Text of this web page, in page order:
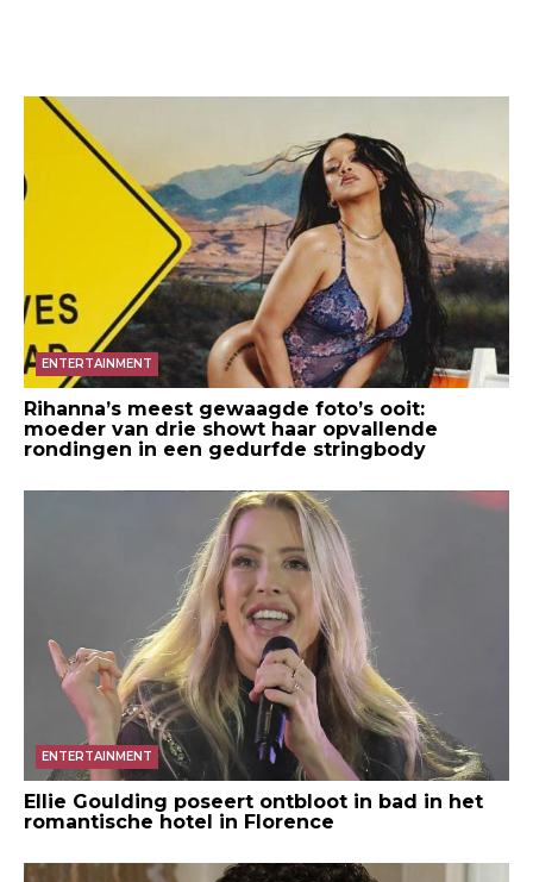
ENTERTAINMENT
Rihanna’s meest gewaagde foto’s ooit:
moeder van drie showt haar opvallende
rondingen in een gedurfde stringbody
ENTERTAINMENT
Ellie Goulding poseert ontbloot in bad in het
romantische hotel in Florence